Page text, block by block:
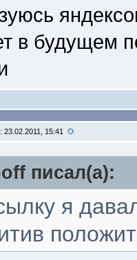
в будущем
23.02.2011, 15:41
писал(a):
я